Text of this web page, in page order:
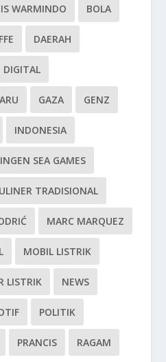
WARMINDO BOLA
DAERAH
DIGITAL
GAZA GENZ
INDONESIA
SEA GAMES
TRADISIONAL
MARC MARQUEZ
MOBIL LISTRIK
LISTRIK NEWS
POLITIK
PRANCIS RAGAM